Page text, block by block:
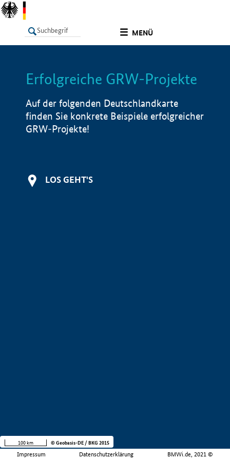
MENÜ
LISTE Info
Erfolgreiche GRW-Projekte
Auf der folgenden Deutschlandkarte
finden Sie konkrete Beispiele erfolgreicher
GRW-Projekte!
LOS GEHT'S
Impressum Datenschutzerklärung BMWi.de, 2021 ©
100 km © Geobasis-DE / BKG 2015